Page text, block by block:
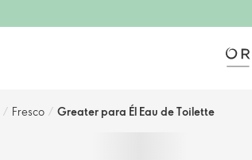
/ Fresco / Greater para Él Eau de Toilette